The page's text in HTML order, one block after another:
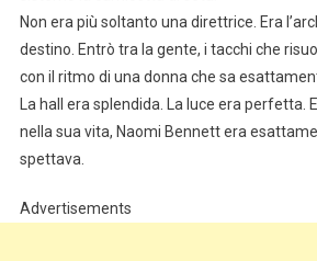
Non era più soltanto una direttrice. Era
destino. Entrò tra la gente, i tacchi che
con il ritmo di una donna che sa
La hall era splendida. La luce era perfetta.
nella sua vita, Naomi Bennett era
spettava.
Advertisements